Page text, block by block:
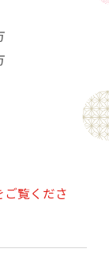
適な眠りを
ぜひお試し
」をよく読
覧くださ